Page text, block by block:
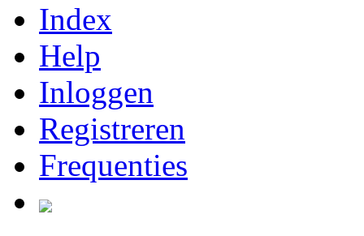
Index
Help
Inloggen
Registreren
Frequenties